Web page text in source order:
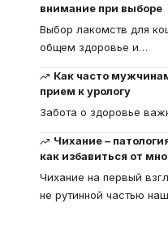
внимание при выборе
Выбор лакомств для
общем здоровье и…
Как часто
прием к урологу
Забота о здоровье
Чихание –
как избавиться от
Чихание на первый
не рутинной частью